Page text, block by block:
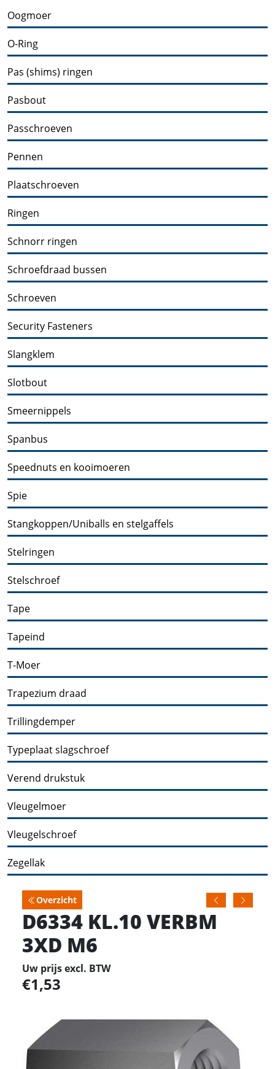
Oogmoer
O-Ring
Pas (shims) ringen
Pasbout
Passchroeven
Pennen
Plaatschroeven
Ringen
Schnorr ringen
Schroefdraad bussen
Schroeven
Security Fasteners
Slangklem
Slotbout
Smeernippels
Spanbus
Speednuts en kooimoeren
Spie
Stangkoppen/Uniballs en stelgaffels
Stelringen
Stelschroef
Tape
Tapeind
T-Moer
Trapezium draad
Trillingdemper
Typeplaat slagschroef
Verend drukstuk
Vleugelmoer
Vleugelschroef
Zegellak
Overzicht
D6334 KL.10 VERBM
3XD M6
Uw prijs excl. BTW
1,53